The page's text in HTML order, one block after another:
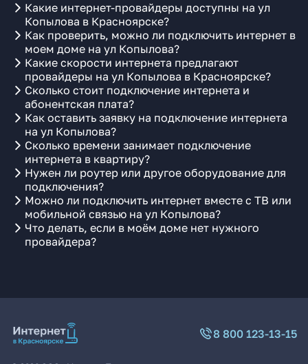
Какие интернет-провайдеры доступны на ул
Копылова в Красноярске?
Как проверить, можно ли подключить интернет в
моем доме на ул Копылова?
Какие скорости интернета предлагают
провайдеры на ул Копылова в Красноярске?
Сколько стоит подключение интернета и
абонентская плата?
Как оставить заявку на подключение интернета
на ул Копылова?
Сколько времени занимает подключение
интернета в квартиру?
Нужен ли роутер или другое оборудование для
подключения?
Можно ли подключить интернет вместе с ТВ или
мобильной связью на ул Копылова?
Что делать, если в моём доме нет нужного
провайдера?
8 800 123-13-15